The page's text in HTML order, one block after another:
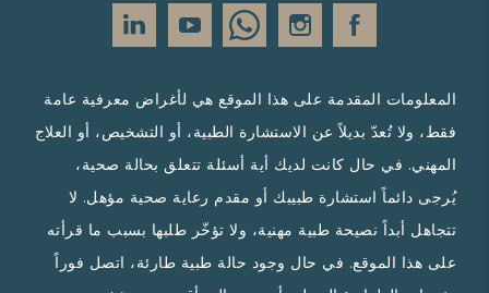
المعلومات المقدمة على هذا الموقع هي لأغراض معرفية عامة
فقط، ولا تُعدّ بديلاً عن الاستشارة الطبية، أو التشخيص، أو العلاج
المهني. في حال كانت لديك أية أسئلة تتعلق بحالة صحية،
يُرجى دائماً استشارة طبيبك أو مقدم رعاية صحية مؤهل. لا
تتجاهل أبداً نصيحة طبية مهنية، ولا تؤخّر طلبها بسبب ما قرأته
على هذا الموقع. في حال وجود حالة طبية طارئة، اتصل فوراً